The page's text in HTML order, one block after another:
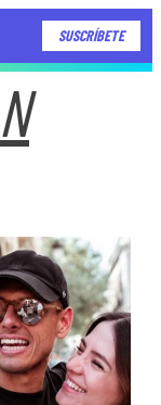
SUSCRÍBETE